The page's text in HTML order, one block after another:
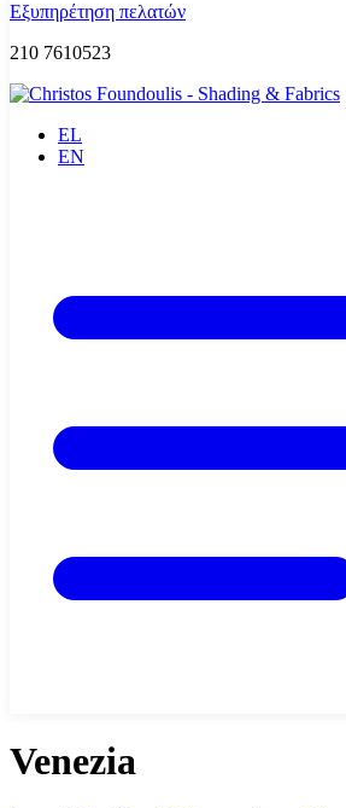
Εξυπηρέτηση πελατών
210 7610523
EL
EN
Venezia